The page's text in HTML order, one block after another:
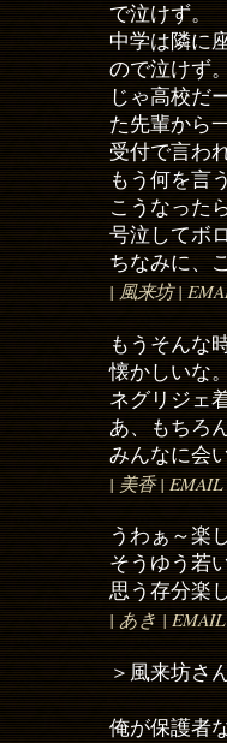
で泣けず。
中学は隣に
ので泣けず
じゃ高校だ
た先輩から
受付で言わ
もう何を言
こうなった
号泣してボ
ちなみに、
| 風来坊 |
もうそんな
懐かしいな
ネグリジェ
あ、もちろ
みんなに会
| 美香 |
うわぁ～楽
そうゆう若
思う存分楽
| あき |
＞風来坊さ
俺が保護者